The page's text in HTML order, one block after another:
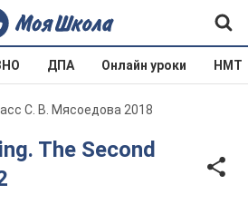
ДПА Онлайн уроки НМТ
С. В. Мясоедова 2018